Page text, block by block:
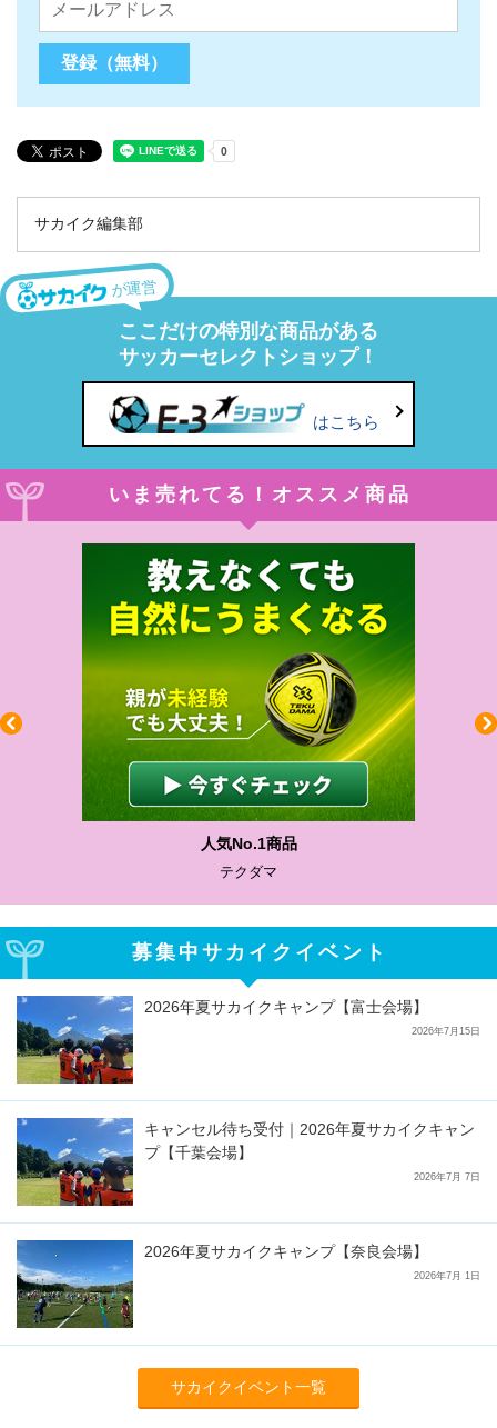
サカイク編集部
が運営
ここだけの特別な商品がある
サッカーセレクトショップ！
はこちら
いま売れてる！オススメ商品
人気No.1商品
テクダマ
募集中サカイクイベント
2026年夏サカイクキャンプ【富士会場】
2026年7月15日
キャンセル待ち受付｜2026年夏サカイクキャン
プ【千葉会場】
2026年7月 7日
2026年夏サカイクキャンプ【奈良会場】
2026年7月 1日
サカイクイベント一覧